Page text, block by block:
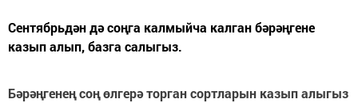
Сентябрьдән дә соңга калмыйча калган бәрәңгене
казып алып, базга салыгыз.
Бәрәңгенең соң өлгерә торган сортларын казып алыгыз